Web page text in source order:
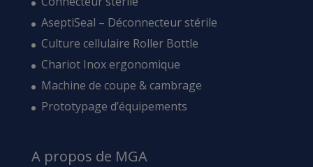
AseptiSeal – Déconnecteur stérile
Culture cellulaire Roller Bottle
Chariot Inox ergonomique
Machine de coupe & cambrage
Prototypage d’équipements
A propos de MGA